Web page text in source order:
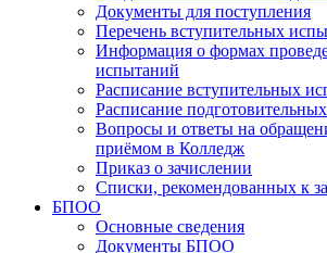
Документы для поступления
Перечень вступительных
Информация о формах
испытаний
Расписание вступительных
Расписание
Вопросы и ответы на
приёмом в Колледж
Приказ о зачислении
Списки, рекомендованных к
БПОО
Основные сведения
Документы БПОО